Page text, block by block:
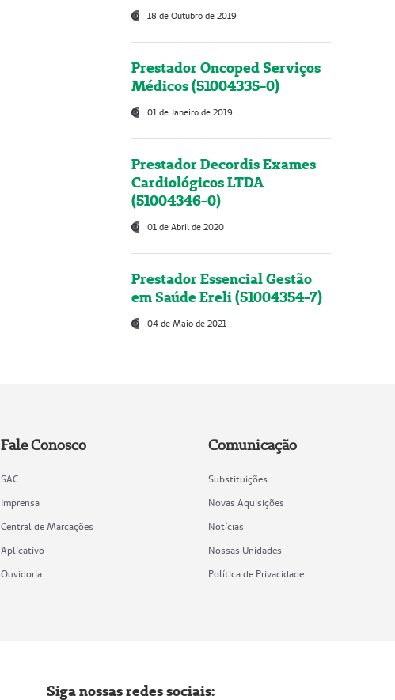
18 de Outubro de 2019
Prestador Oncoped Serviços
Médicos (51004335-0)
01 de Janeiro de 2019
Prestador Decordis Exames
Cardiológicos LTDA
(51004346-0)
01 de Abril de 2020
Prestador Essencial Gestão
em Saúde Ereli (51004354-7)
04 de Maio de 2021
Fale Conosco
SAC
Imprensa
Central de Marcações
Aplicativo
Ouvidoria
Comunicação
Substituições
Novas Aquisições
Notícias
Nossas Unidades
Política de Privacidade
Siga nossas redes sociais: